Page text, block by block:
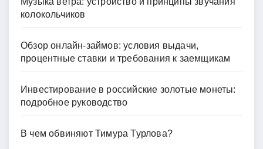
колокольчиков
Обзор онлайн-займов: условия выдачи,
процентные ставки и требования к заемщикам
Инвестирование в российские золотые монеты:
подробное руководство
В чем обвиняют Тимура Турлова?